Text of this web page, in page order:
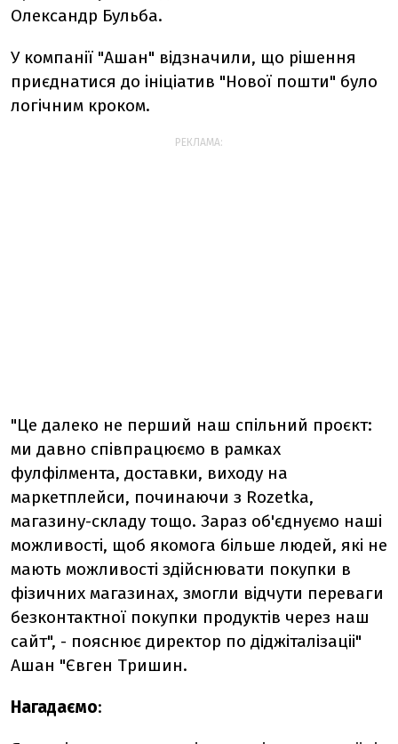
Олександр Бульба.
У компанії "Ашан" відзначили, що рішення
приєднатися до ініціатив "Нової пошти" було
логічним кроком.
РЕКЛАМА:
"Це далеко не перший наш спільний проєкт:
ми давно співпрацюємо в рамках
фулфілмента, доставки, виходу на
маркетплейси, починаючи з Rozetka,
магазину-складу тощо. Зараз об'єднуємо наші
можливості, щоб якомога більше людей, які не
мають можливості здійснювати покупки в
фізичних магазинах, змогли відчути переваги
безконтактної покупки продуктів через наш
сайт", - пояснює директор по діджіталізаціі"
Ашан "Євген Тришин.
Нагадаємо: